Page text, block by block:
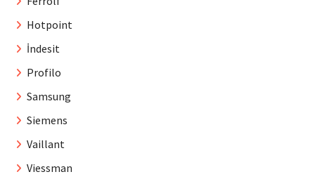
Hotpoint
İndesit
Profilo
Samsung
Siemens
Vaillant
Viessman